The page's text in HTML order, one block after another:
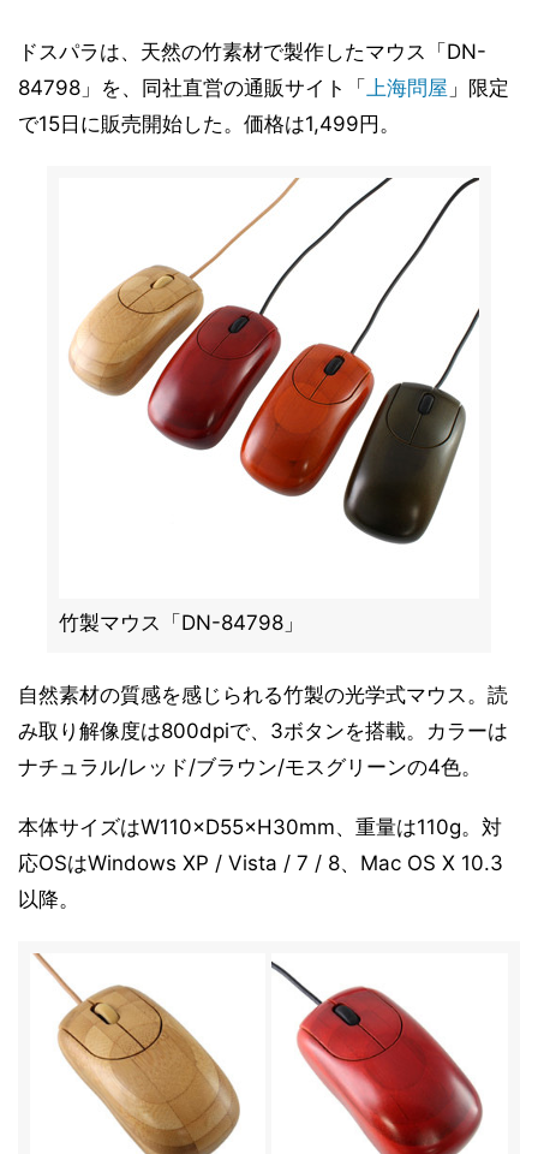
ドスパラは、天然の竹素材で製作したマウス「DN-
84798」を、同社直営の通販サイト「 上海問屋 」限定
で15日に販売開始した。価格は1,499円。
竹製マウス「DN-84798」
自然素材の質感を感じられる竹製の光学式マウス。読
み取り解像度は800dpiで、3ボタンを搭載。カラーは
ナチュラル/レッド/ブラウン/モスグリーンの4色。
本体サイズはW110×D55×H30mm、重量は110g。対
応OSはWindows XP / Vista / 7 / 8、Mac OS X 10.3
以降。